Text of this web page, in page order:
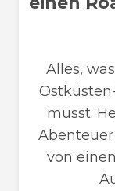
Alles,
musst.
von